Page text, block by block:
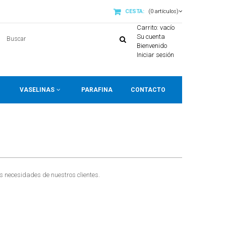
CESTA: (0 artículos)
Carrito: vacío
Su cuenta
Bienvenido
Iniciar sesión
VASELINAS PARAFINA CONTACTO
de nuestros clientes.